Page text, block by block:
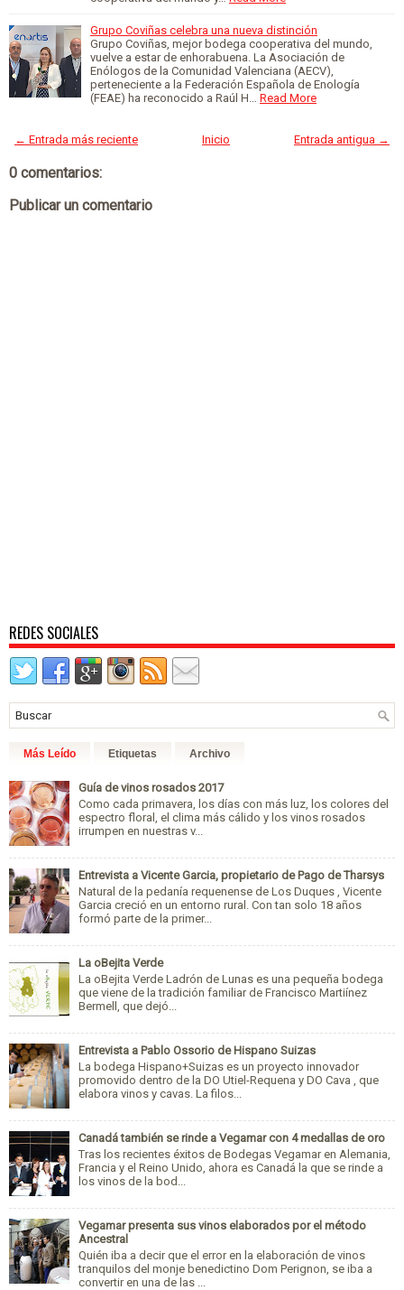
Grupo Coviñas celebra una nueva distinción
Grupo Coviñas, mejor bodega cooperativa del mundo,
vuelve a estar de enhorabuena. La Asociación de
Enólogos de la Comunidad Valenciana (AECV),
perteneciente a la Federación Española de Enología
(FEAE) ha reconocido a Raúl H… Read More
← Entrada más reciente Entrada antigua →
Inicio
0 comentarios:
Publicar un comentario
REDES SOCIALES
Más Leído Etiquetas Archivo
Guía de vinos rosados 2017
Como cada primavera, los días con más luz, los colores del
espectro floral, el clima más cálido y los vinos rosados
irrumpen en nuestras v...
Entrevista a Vicente Garcia, propietario de Pago de Tharsys
Natural de la pedanía requenense de Los Duques , Vicente
Garcia creció en un entorno rural. Con tan solo 18 años
formó parte de la primer...
La oBejita Verde
La oBejita Verde Ladrón de Lunas es una pequeña bodega
que viene de la tradición familiar de Francisco Martiínez
Bermell, que dejó...
Entrevista a Pablo Ossorio de Hispano Suizas
La bodega Hispano+Suizas es un proyecto innovador
promovido dentro de la DO Utiel-Requena y DO Cava , que
elabora vinos y cavas. La filos...
Canadá también se rinde a Vegamar con 4 medallas de oro
Tras los recientes éxitos de Bodegas Vegamar en Alemania,
Francia y el Reino Unido, ahora es Canadá la que se rinde a
los vinos de la bod...
Vegamar presenta sus vinos elaborados por el método
Ancestral
Quién iba a decir que el error en la elaboración de vinos
tranquilos del monje benedictino Dom Perignon, se iba a
convertir en una de las ...